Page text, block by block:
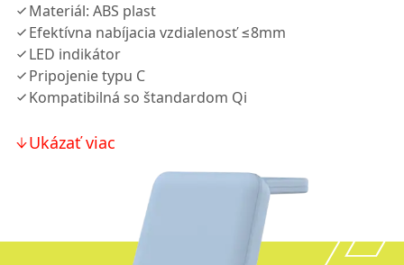
Materiál: ABS plast
Efektívna nabíjacia vzdialenosť ≤8mm
LED indikátor
Pripojenie typu C
Kompatibilná so štandardom Qi
Ukázať viac